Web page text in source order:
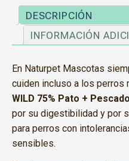
DESCRIPCIÓN
INFORMACIÓN
En Naturpet Mascotas
cuiden incluso a los perros
WILD 75% Pato + Pescado
por su digestibilidad y por
para perros con
sensibles.